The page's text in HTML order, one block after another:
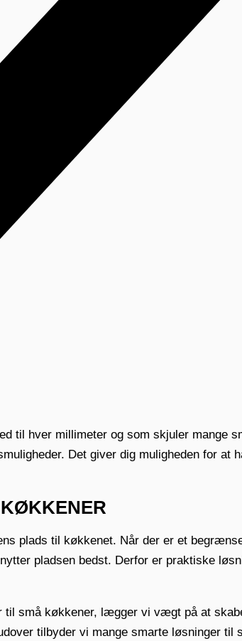
til hver millimeter og som skjuler mange
Det giver dig muligheden for
plads til køkkenet. Når der er et
pladsen bedst. Derfor er praktiske
små køkkener, lægger vi vægt på at
tilbyder vi mange smarte løsninger